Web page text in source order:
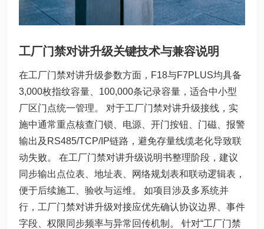
工厂门禁对讲升级关键技术与兼容说明
在工厂门禁对讲升级参数方面，F18与F7PLUS均具备
3,000枚指纹容量、100,000条记录容量，适合中小型
厂区门点统一管理。 对于工厂门禁对讲升级接线，实
施中通常重点核查门锁、电源、开门按钮、门磁、报警
输出及RS485/TCP/IP链路，避免存量线缆老化导致联
动失败。 在工厂门禁对讲升级说明书整理阶段，建议
同步输出点位表、地址表、网络规划表和联动逻辑表，
便于后续施工、验收与运维。 如项目涉及多系统并
行，工厂门禁对讲升级对接应优先确认协议边界、事件
字段、权限同步频率与异常回传机制。 针对“工厂门禁